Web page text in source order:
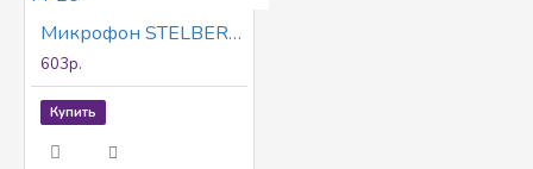
Микрофон STELBERRY M-20
603р.
Купить